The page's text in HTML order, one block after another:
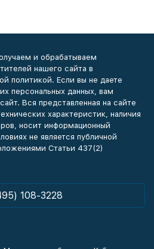
и обрабатываем
нашего сайта в
политикой. Если вы не даете
персональных данных, вам
Вся представленная на сайте
характеристик, наличия
носит информационный
не является публичной
Статьи 437(2)
108-3228